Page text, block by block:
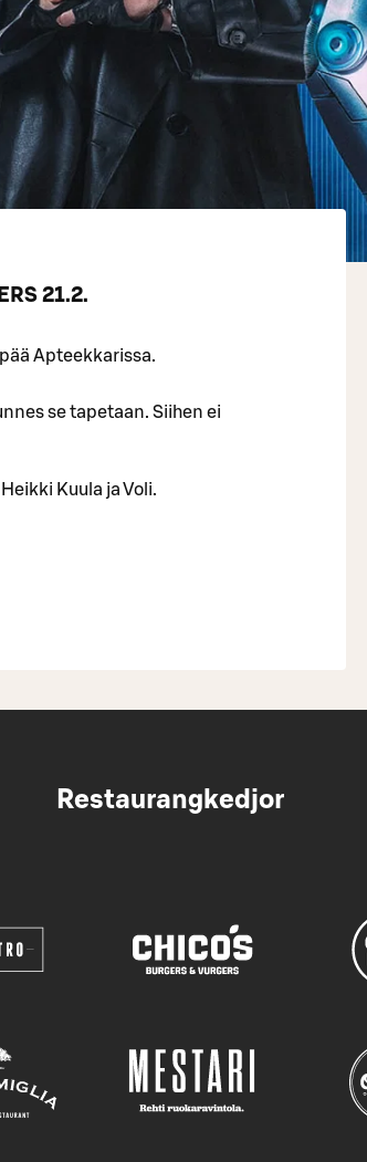
21.2.
Apteekkarissa.
se tapetaan. Siihen ei
Kuula ja Voli.
Restaurangkedjor